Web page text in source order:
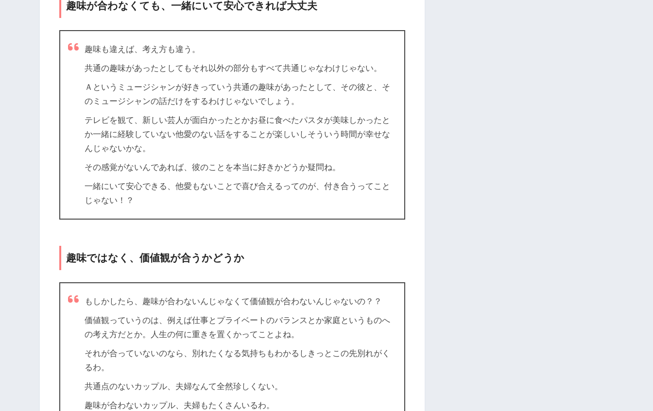
趣味が合わなくても、一緒にいて安心できれば大丈夫
趣味も違えば、考え方も違う。
共通の趣味があったとしてもそれ以外の部分もすべて共通じゃなわけじゃない。
Ａというミュージシャンが好きっていう共通の趣味があったとして、その彼と、そ
のミュージシャンの話だけをするわけじゃないでしょう。
テレビを観て、新しい芸人が面白かったとかお昼に食べたパスタが美味しかったと
か一緒に経験していない他愛のない話をすることが楽しいしそういう時間が幸せな
んじゃないかな。
その感覚がないんであれば、彼のことを本当に好きかどうか疑問ね。
一緒にいて安心できる、他愛もないことで喜び合えるってのが、付き合うってこと
じゃない！？
趣味ではなく、価値観が合うかどうか
もしかしたら、趣味が合わないんじゃなくて価値観が合わないんじゃないの？？
価値観っていうのは、例えば仕事とプライベートのバランスとか家庭というものへ
の考え方だとか。人生の何に重きを置くかってことよね。
それが合っていないのなら、別れたくなる気持ちもわかるしきっとこの先別れがく
るわ。
共通点のないカップル、夫婦なんて全然珍しくない。
趣味が合わないカップル、夫婦もたくさんいるわ。